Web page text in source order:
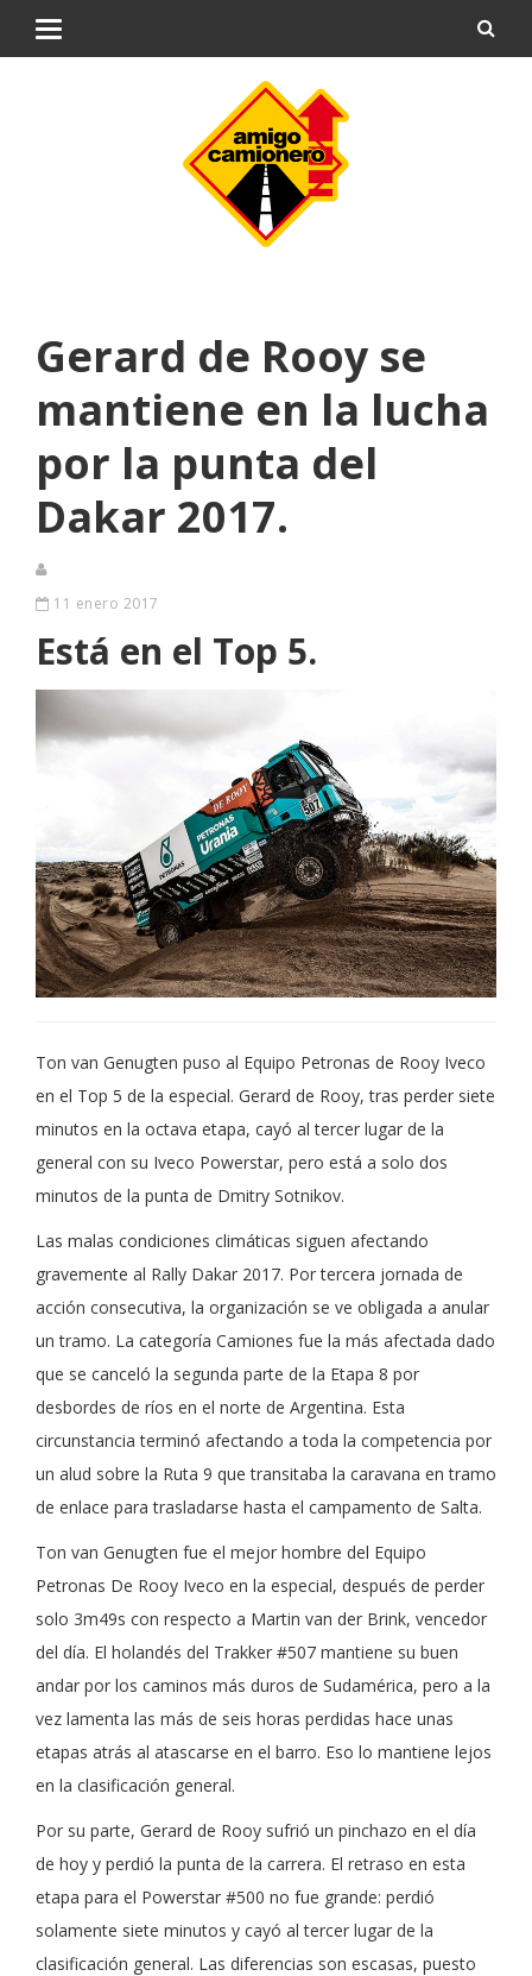
Gerard de Rooy se
mantiene en la lucha
por la punta del
Dakar 2017.
11 enero 2017
Está en el Top 5.
Ton van Genugten puso al Equipo Petronas de Rooy Iveco
en el Top 5 de la especial. Gerard de Rooy, tras perder siete
minutos en la octava etapa, cayó al tercer lugar de la
general con su Iveco Powerstar, pero está a solo dos
minutos de la punta de Dmitry Sotnikov.
Las malas condiciones climáticas siguen afectando
gravemente al Rally Dakar 2017. Por tercera jornada de
acción consecutiva, la organización se ve obligada a anular
un tramo. La categoría Camiones fue la más afectada dado
que se canceló la segunda parte de la Etapa 8 por
desbordes de ríos en el norte de Argentina. Esta
circunstancia terminó afectando a toda la competencia por
un alud sobre la Ruta 9 que transitaba la caravana en tramo
de enlace para trasladarse hasta el campamento de Salta.
Ton van Genugten fue el mejor hombre del Equipo
Petronas De Rooy Iveco en la especial, después de perder
solo 3m49s con respecto a Martin van der Brink, vencedor
del día. El holandés del Trakker #507 mantiene su buen
andar por los caminos más duros de Sudamérica, pero a la
vez lamenta las más de seis horas perdidas hace unas
etapas atrás al atascarse en el barro. Eso lo mantiene lejos
en la clasificación general.
Por su parte, Gerard de Rooy sufrió un pinchazo en el día
de hoy y perdió la punta de la carrera. El retraso en esta
etapa para el Powerstar #500 no fue grande: perdió
solamente siete minutos y cayó al tercer lugar de la
clasificación general. Las diferencias son escasas, puesto